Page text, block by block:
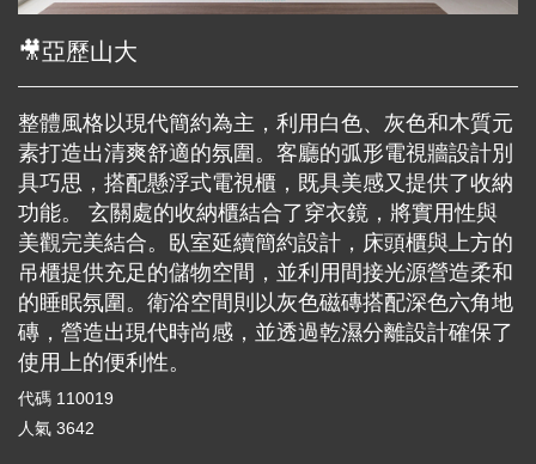
🎥亞歷山大
整體風格以現代簡約為主，利用白色、灰色和木質元
素打造出清爽舒適的氛圍。客廳的弧形電視牆設計別
具巧思，搭配懸浮式電視櫃，既具美感又提供了收納
功能。 玄關處的收納櫃結合了穿衣鏡，將實用性與
美觀完美結合。臥室延續簡約設計，床頭櫃與上方的
吊櫃提供充足的儲物空間，並利用間接光源營造柔和
的睡眠氛圍。衛浴空間則以灰色磁磚搭配深色六角地
磚，營造出現代時尚感，並透過乾濕分離設計確保了
使用上的便利性。
代碼 110019
人氣 3642